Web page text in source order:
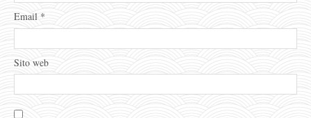
Email *
Sito web